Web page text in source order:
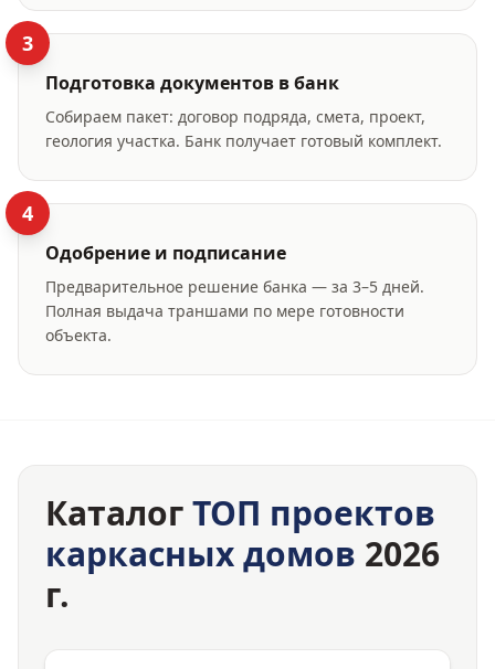
3
Подготовка документов в банк
Собираем пакет: договор подряда, смета, проект,
геология участка. Банк получает готовый комплект.
4
Одобрение и подписание
Предварительное решение банка — за 3–5 дней.
Полная выдача траншами по мере готовности
объекта.
КаталогТОП проектов
каркасных домов 2026
г.